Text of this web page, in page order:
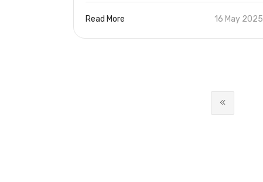
Read More 16 May 2025